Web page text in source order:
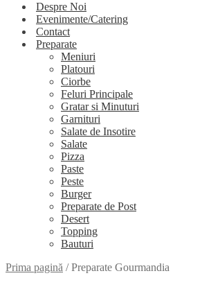
Despre Noi
Evenimente/Catering
Contact
Preparate
Meniuri
Platouri
Ciorbe
Feluri Principale
Gratar si Minuturi
Garnituri
Salate de Insotire
Salate
Pizza
Paste
Peste
Burger
Preparate de Post
Desert
Topping
Bauturi
Prima pagină /Preparate Gourmandia